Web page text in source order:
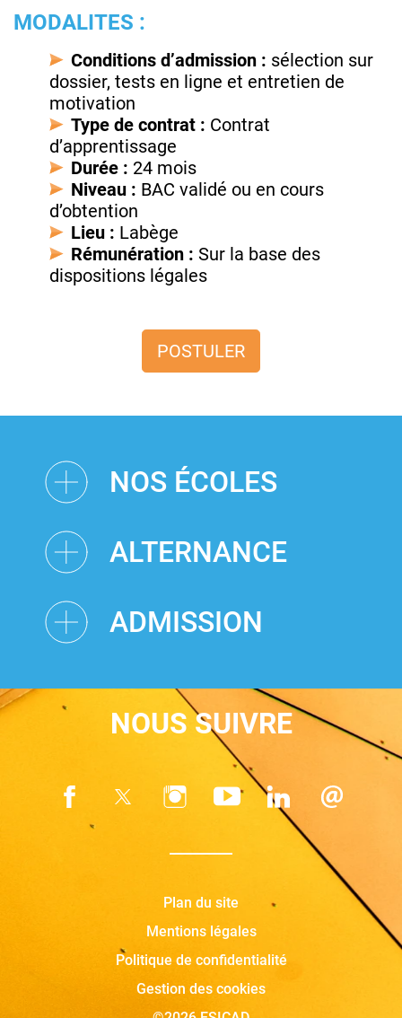
MODALITES :
Conditions d’admission : sélection sur
dossier, tests en ligne et entretien de
motivation
Type de contrat : Contrat
d’apprentissage
Durée : 24 mois
Niveau : BAC validé ou en cours
d’obtention
Lieu : Labège
Rémunération : Sur la base des
dispositions légales
POSTULER
NOS ÉCOLES
ALTERNANCE
ADMISSION
NOUS SUIVRE
Plan du site
Mentions légales
Politique de confidentialité
Gestion des cookies